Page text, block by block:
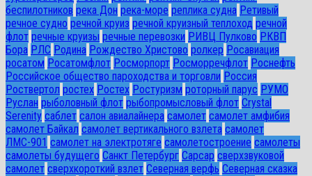
беспилотников река Дон река-море реплика судна Ретивый
речное судно речной круиз речной круизный теплоход речной
флот речные круизы речные перевозки РИВЦ Пулково РКВП
Бора РЛС Родина Рождество Христово ролкер Росавиация
росатом Росатомфлот Росморпорт Росморречфлот Роснефть
Российское общество пароходства и торговли Россия
Роствертол ростех Ростех Ростуризм роторный парус РУМО
Руслан рыболовный флот рыбопромысловый флот Сrystal
Serenity саблет салон авиалайнера самолет самолет амфибия
самолет Байкал самолет вертикального взлета самолет
ЛМС-901 самолет на электротяге самолетостроение самолеты
самолеты будущего Санкт Петербург Сарсар сверхзвуковой
самолет сверхкороткий взлет Северная верфь Северная сказка